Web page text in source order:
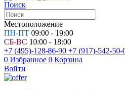
Поиск
Местоположение
ПН-ПТ 09:00 - 19:00
СБ-ВС 10:00 - 18:00
+7 (495)-128-86-90 +7 (917)-542-50-
0 Избранное 0 Корзина
Войти